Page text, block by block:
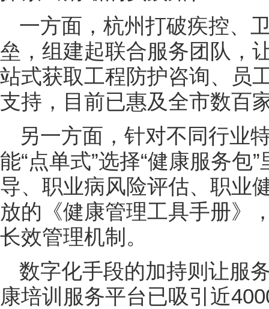
一方面，杭州打破疾控、
垒，组建起联合服务团队，
站式获取工程防护咨询、员
支持，目前已惠及全市数百
另一方面，针对不同行业
能“点单式”选择“健康服务包
导、职业病风险评估、职业
放的《健康管理工具手册》
长效管理机制。
数字化手段的加持则让服
康培训服务平台已吸引近